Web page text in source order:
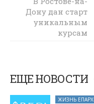
с музеем
древнерусской
культуры и
искусства
Дону дан старт
уникальным
курсам
воскресных
школ
ЕЩЕ НОВОСТИ
ЖИЗНЬ